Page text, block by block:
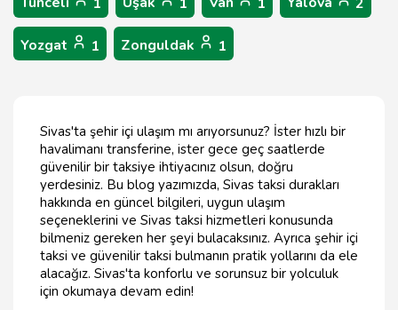
Yozgat 1 Zonguldak 1
Sivas'ta şehir içi ulaşım mı arıyorsunuz? İster hızlı bir
havalimanı transferine, ister gece geç saatlerde
güvenilir bir taksiye ihtiyacınız olsun, doğru
yerdesiniz. Bu blog yazımızda, Sivas taksi durakları
hakkında en güncel bilgileri, uygun ulaşım
seçeneklerini ve Sivas taksi hizmetleri konusunda
bilmeniz gereken her şeyi bulacaksınız. Ayrıca şehir içi
taksi ve güvenilir taksi bulmanın pratik yollarını da ele
alacağız. Sivas'ta konforlu ve sorunsuz bir yolculuk
için okumaya devam edin!